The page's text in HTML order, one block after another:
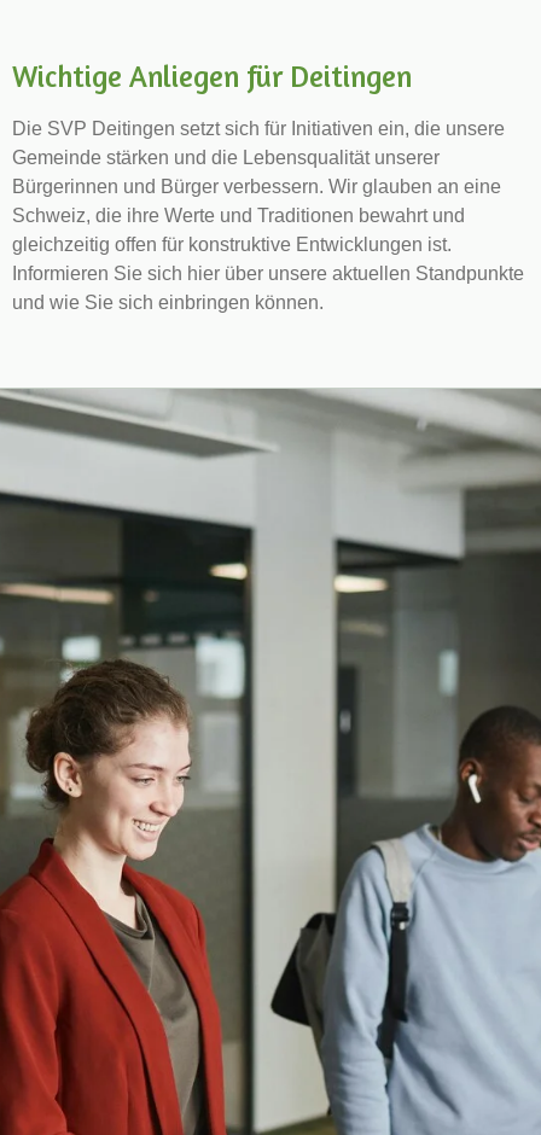
Wichtige Anliegen für Deitingen
Die SVP Deitingen setzt sich für Initiativen ein, die unsere
Gemeinde stärken und die Lebensqualität unserer
Bürgerinnen und Bürger verbessern. Wir glauben an eine
Schweiz, die ihre Werte und Traditionen bewahrt und
gleichzeitig offen für konstruktive Entwicklungen ist.
Informieren Sie sich hier über unsere aktuellen Standpunkte
und wie Sie sich einbringen können.